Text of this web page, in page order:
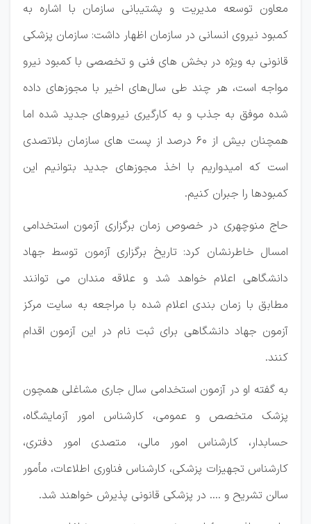
معاون توسعه مدیریت و پشتیبانی سازمان با اشاره به
کمبود نیروی انسانی در سازمان اظهار داشت: سازمان پزشکی
قانونی به ویژه در بخش های فنی و تخصصی با کمبود نیرو
مواجه است، هر چند طی سال‌های اخیر با مجوزهای داده
شده موفق به جذب و به کارگیری نیروهای جدید شده اما
همچنان بیش از ۶۰ درصد از پست های سازمان بلاتصدی
است که امیدواریم با اخذ مجوزهای جدید بتوانیم این
کمبودها را جبران کنیم.
حاج منوچهری در خصوص زمان برگزاری آزمون استخدامی
امسال خاطرنشان کرد: تاریخ برگزاری آزمون توسط جهاد
دانشگاهی اعلام خواهد شد و علاقه مندان می توانند
مطابق با زمان بندی اعلام شده با مراجعه به سایت مرکز
آزمون جهاد دانشگاهی برای ثبت نام در این آزمون اقدام
کنند.
به گفته او در آزمون استخدامی سال جاری مشاغلی همچون
پزشک متخصص و عمومی، کارشناس امور آزمایشگاه،
حسابدار، کارشناس امور مالی، متصدی امور دفتری،
کارشناس تجهیزات پزشکی، کارشناس فناوری اطلاعات، مأمور
سالن تشریح و .... در پزشکی قانونی پذیرش خواهند شد.